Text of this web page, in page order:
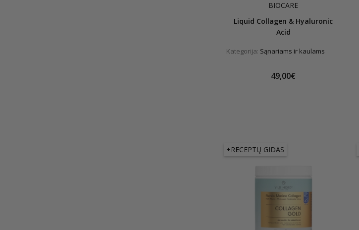
BIOCARE
Liquid Collagen & Hyaluronic
Acid
Kategorija: Sąnariams ir kaulams
49,00€
+RECEPTŲ GIDAS